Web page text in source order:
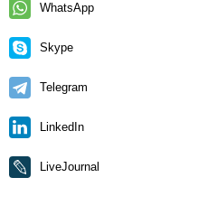
WhatsApp
Skype
Telegram
LinkedIn
LiveJournal